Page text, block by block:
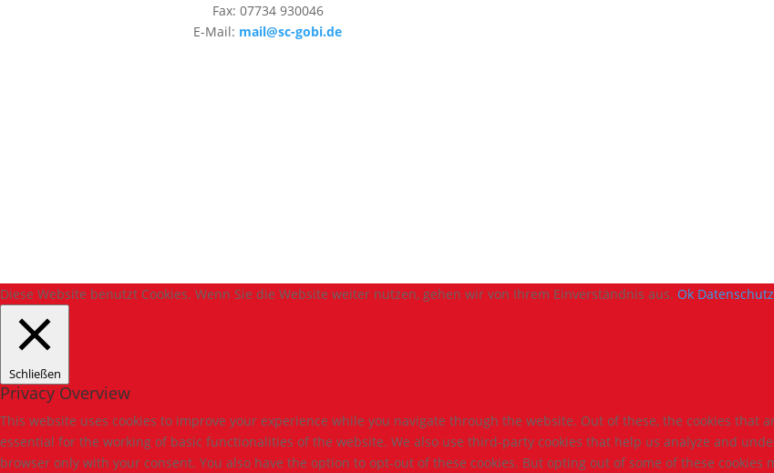
Fax: 07734 930046
E-Mail: mail@sc-gobi.de
Diese Website benutzt Cookies. Wenn Sie die Website weiter nutzen, gehen wir von Ihrem Einverständnis aus. Ok Datenschutz
Schließen
Privacy Overview
This website uses cookies to improve your experience while you navigate through the website. Out of these, the cookies that
essential for the working of basic functionalities of the website. We also use third-party cookies that help us analyze and
browser only with your consent. You also have the option to opt-out of these cookies. But opting out of some of these cookies